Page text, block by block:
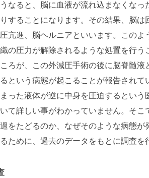
なると、脳に血液が流れ込まなくな
することになります。その結果、脳
亢進、脳ヘルニアといいます。この
の圧力が解除されるような処置を行
ろが、この外減圧手術の後に脳脊髄
という病態が起こることが報告され
った液体が逆に中身を圧迫するとい
て詳しい事がわかっていません。そ
をたどるのか、なぜそのような病態
ために、過去のデータをもとに調査を